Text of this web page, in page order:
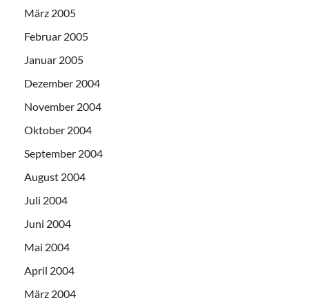
März 2005
Februar 2005
Januar 2005
Dezember 2004
November 2004
Oktober 2004
September 2004
August 2004
Juli 2004
Juni 2004
Mai 2004
April 2004
März 2004